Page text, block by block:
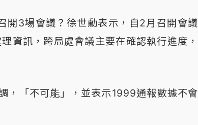
開3場會議？徐世勳表示，自2月召開會議
資訊，跨局處會議主要在確認執行進度，
，「不可能」，並表示1999通報數據不會